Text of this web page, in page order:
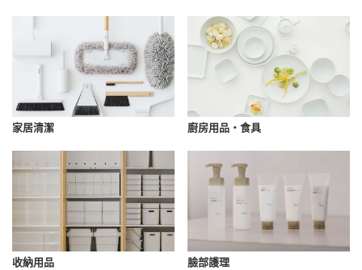
家居清潔 廚房用品・食具
收納用品 臉部護理